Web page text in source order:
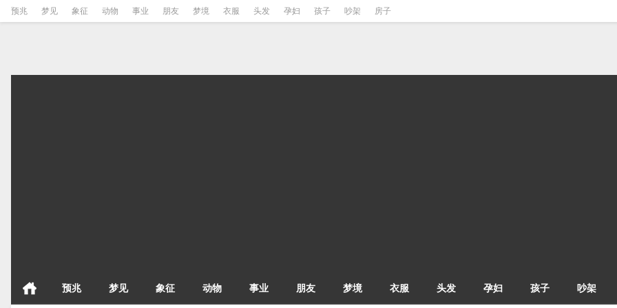
预兆 梦见 象征 动物 事业 朋友 梦境 衣服 头发 孕妇 孩子 吵架 房子
预兆 梦见 象征 动物 事业 朋友 梦境 衣服 头发 孕妇 孩子 吵架